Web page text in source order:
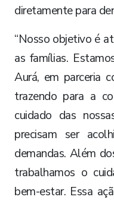
diretamente para
“Nosso objetivo é
as famílias.
Aurá, em parceria
trazendo para a
cuidado das
precisam ser
demandas. Além
trabalhamos o
bem-estar. Essa